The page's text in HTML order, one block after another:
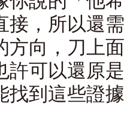
接，所以還
方向，刀上
許可以還原
找到這些證